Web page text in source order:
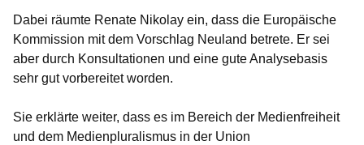
Dabei räumte Renate Nikolay ein, dass die Europäische
Kommission mit dem Vorschlag Neuland betrete. Er sei
aber durch Konsultationen und eine gute Analysebasis
sehr gut vorbereitet worden.
Sie erklärte weiter, dass es im Bereich der Medienfreiheit
und dem Medienpluralismus in der Union